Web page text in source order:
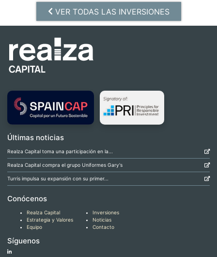
VER TODAS LAS INVERSIONES
Últimas noticias
Realza Capital toma una participación en la...
Realza Capital compra el grupo Uniformes Gary's
Turris impulsa su expansión con su primer...
Conócenos
Realza Capital
Estrategia y Valores
Equipo
Inversiones
Noticias
Contacto
Síguenos